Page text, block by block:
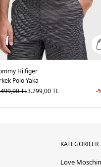
Hilfiger
Polo Yaka
TL3.299,00TL -
KATEGORİLER
Love